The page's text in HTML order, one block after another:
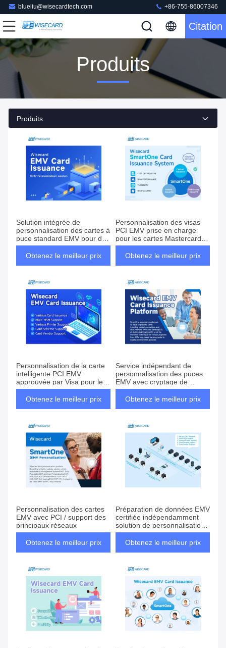
blueliu@wisecardtech.com +86-755-86007346
Citation
Produits
Produits
Solution intégrée de
personnalisation des cartes à
puce standard EMV pour des
transactions sécurisées
Obtenez le meilleur prix
Personnalisation des visas
PCI EMV prise en charge
pour les cartes Mastercard
sans contact CUP AmEx
Standard
Obtenez le meilleur prix
Personnalisation de la carte
intelligente PCI EMV
approuvée par Visa pour les
fournisseurs d'imprimantes
indépendants
Obtenez le meilleur prix
Service indépendant de
personnalisation des puces
EMV avec cryptage de
sécurité avancé
Obtenez le meilleur prix
Personnalisation des cartes
EMV avec PCI / support des
principaux réseaux
Obtenez le meilleur prix
Préparation de données EMV
certifiée indépendamment
solution de personnalisation
de l'émission EMV pour les
cartes intelligentes
Obtenez le meilleur prix